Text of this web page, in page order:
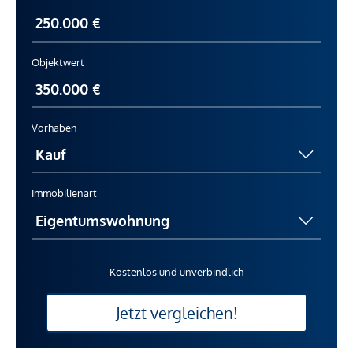
Objektwert
Vorhaben
Immobilienart
Kostenlos und unverbindlich
Jetzt vergleichen!